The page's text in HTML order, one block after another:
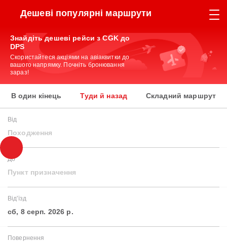
Дешеві популярні маршрути
Знайдіть дешеві рейси з CGK до
DPS
Скористайтеся акціями на авіаквитки до
вашого напрямку. Почніть бронювання
зараз!
В один кінець Туди й назад Складний маршрут
Від
Походження
До
Пункт призначення
Від'їзд
сб, 8 серп. 2026 р.
Повернення